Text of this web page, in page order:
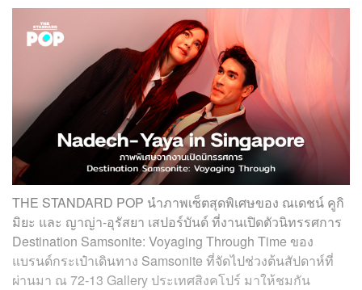
THE STANDARD POP นำภาพเซ็ตสุดพิเศษของ ณเดชน์ คูกิ
มิยะ และ ญาญ่า-อุรัสยา เสปอร์บันด์ ที่งานเปิดตัวนิทรรศการ
Destination Samsonite: Voyaging Through Time ของ
แบรนด์กระเป๋าเดินทาง Samsonite ที่จัดไปช่วงต้นสัปดาห์ที่
ผ่านมา ณ 72-13 Gallery ประเทศสิงคโปร์ มาให้ชมกัน